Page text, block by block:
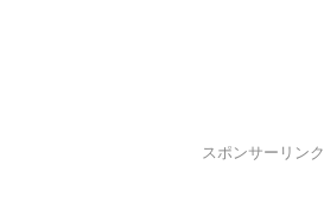
スポンサーリンク